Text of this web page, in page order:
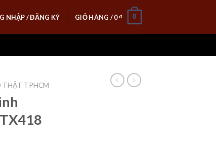
NHẬP / ĐĂNG KÝ GIỎ HÀNG /0₫ 0
THẬT TPHCM